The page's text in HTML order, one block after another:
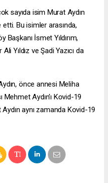
sayıda isim Murat Aydın
Bu isimler arasında,
Başkanı İsmet Yıldırım,
Yıldız ve Şadi Yazıcı da
önce annesi Meliha
Mehmet Aydın'ı Kovid-19
aynı zamanda Kovid-19